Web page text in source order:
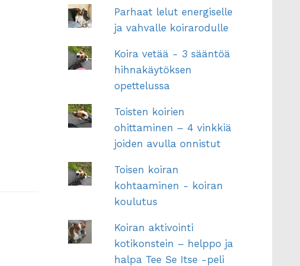
Parhaat lelut energiselle
ja vahvalle koirarodulle
Koira vetää - 3 sääntöä
hihnakäytöksen
opettelussa
Toisten koirien
ohittaminen – 4 vinkkiä
joiden avulla onnistut
Toisen koiran
kohtaaminen - koiran
koulutus
Koiran aktivointi
kotikonstein – helppo ja
halpa Tee Se Itse -peli